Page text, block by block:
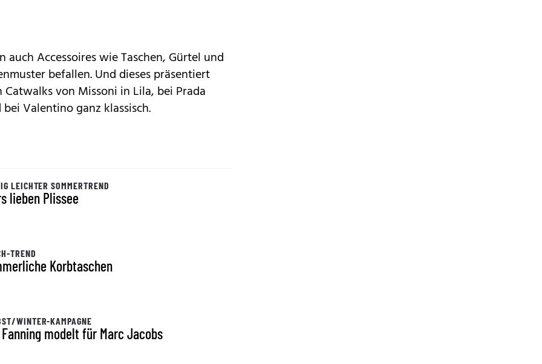
Accessoires wie Taschen, Gürtel und
befallen. Und dieses präsentiert
von Missoni in Lila, bei Prada
Valentino ganz klassisch.
LEICHTER SOMMERTREND
lieben Plissee
TREND
Korbtaschen
WINTER-KAMPAGNE
modelt für Marc Jacobs